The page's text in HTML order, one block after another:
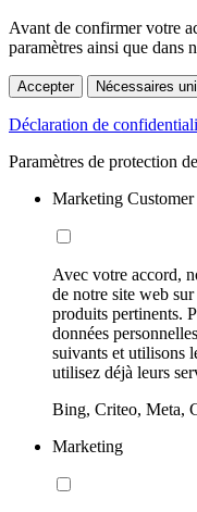
Avant de confirmer votre
paramètres ainsi que dans
Accepter Nécessaires
Déclaration de
Paramètres de protection
Marketing
Avec votre accord,
de notre site web
produits pertinents.
données
suivants et utilisons
utilisez déjà leurs
Bing, Criteo, Meta,
Marketing